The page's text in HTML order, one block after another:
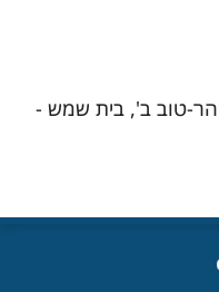
הר-טוב ב', בית שמש -